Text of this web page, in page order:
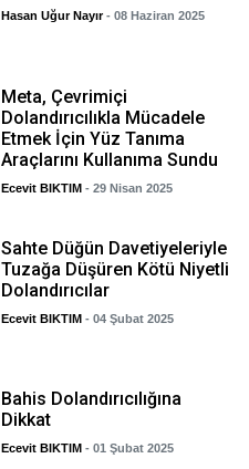
Hasan Uğur Nayır - 08 Haziran 2025
Meta, Çevrimiçi
Dolandırıcılıkla Mücadele
Etmek İçin Yüz Tanıma
Araçlarını Kullanıma Sundu
Ecevit BIKTIM - 29 Nisan 2025
Sahte Düğün Davetiyeleriyle
Tuzağa Düşüren Kötü Niyetli
Dolandırıcılar
Ecevit BIKTIM - 04 Şubat 2025
Bahis Dolandırıcılığına
Dikkat
Ecevit BIKTIM - 01 Şubat 2025